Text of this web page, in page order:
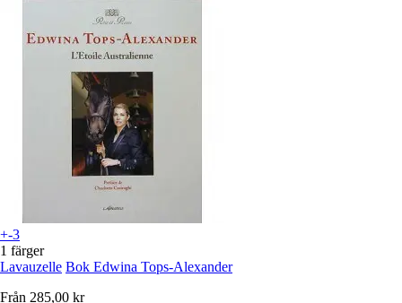
+-3
1 färger
Lavauzelle Bok Edwina Tops-Alexander
Från 285,00 kr